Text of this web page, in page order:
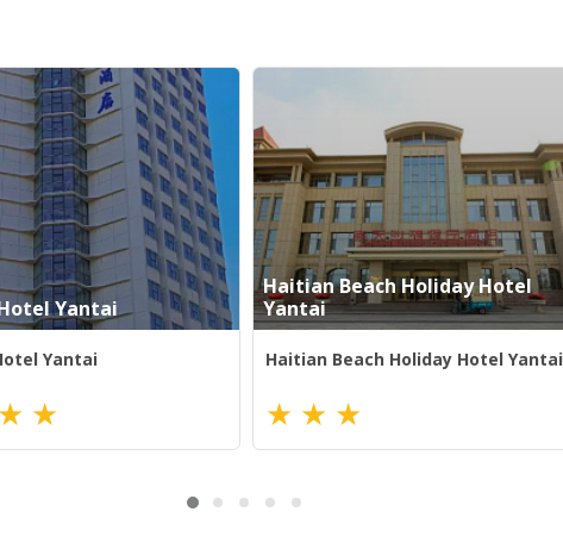
Yantai
Yantai
Haitian Beach Holiday Hotel
Yantai
Haitian Beach Holiday Hotel Yantai